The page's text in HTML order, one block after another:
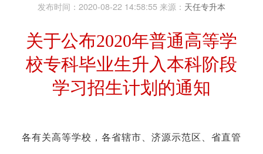
发布时间：2020-08-22 14:58:55 来源： 天任专升本
关于公布2020年普通高等学
校专科毕业生升入本科阶段
学习招生计划的通知
各有关高等学校，各省辖市、济源示范区、省直管